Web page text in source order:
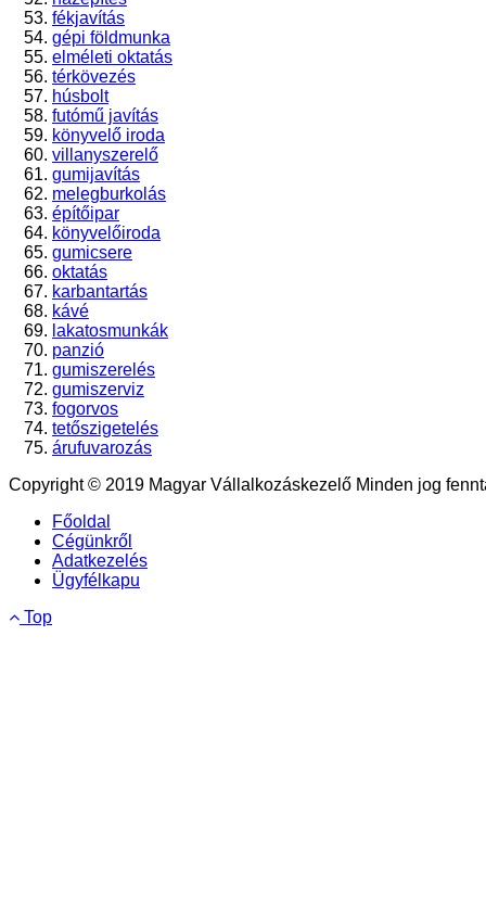
fékjavítás
gépi földmunka
elméleti oktatás
térkövezés
húsbolt
futómű javítás
könyvelő iroda
villanyszerelő
gumijavítás
melegburkolás
építőipar
könyvelőiroda
gumicsere
oktatás
karbantartás
kávé
lakatosmunkák
panzió
gumiszerelés
gumiszerviz
fogorvos
tetőszigetelés
árufuvarozás
Copyright © 2019 Magyar Vállalkozáskezelő Minden jog
Főoldal
Cégünkről
Adatkezelés
Ügyfélkapu
Top